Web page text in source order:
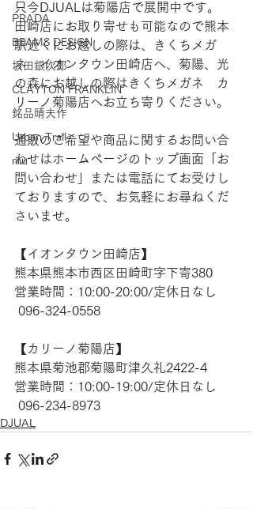
PRADA
BEAMS DESIGN
坂田銀次郎
CLAYTON FRANKLIN
銘品晴夫作
Urban Trail
mu
只今DJUALは菊陽店で展開中です。
田崎店にお取り寄せも可能なので熊本
駅近くにお越しの際は、きくちメガ
ネ　イオンタウン田崎店へ、菊陽、光
の森にお越しの際はきくちメガネ　カ
リーノ菊陽店へお立ち寄りください。
通販のご希望や商品に関するお問い合
わせはホームページのトップ画面「お
問い合わせ」または電話にてお受けし
ておりますので、お気軽にお尋ねくだ
さいませ。
【​イオンタウン田崎店】
熊本県熊本市西区田崎町字下寄380
営業時間：10:00-20:00/定休日なし
096-324-0558
【​カリーノ菊陽店】
熊本県菊池郡菊陽町津久礼2422-4
営業時間：10:00-19:00/定休日なし
096-234-8973
DJUAL